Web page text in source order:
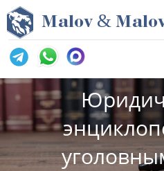
Malov & M